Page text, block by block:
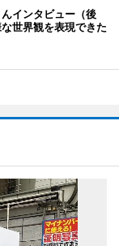
インタビュー（後
世界観を表現できた